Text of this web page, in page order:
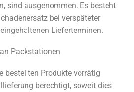
sind ausgenommen. Es besteht
bei verspäteter
Lieferterminen.
Packstationen
bestellten Produkte vorrätig
berechtigt, soweit dies